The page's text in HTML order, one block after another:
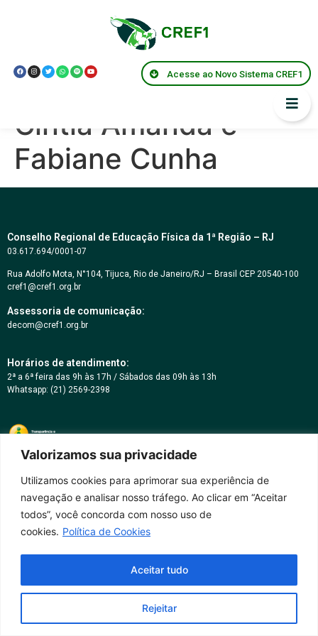
Valorizamos sua privacidade
Utilizamos cookies para aprimorar sua experiência de
navegação e analisar nosso tráfego. Ao clicar em “Aceitar
todos”, você concorda com nosso uso de
cookies. Política de Cookies
Rejeitar
Aceitar tudo
Acesse ao Novo Sistema CREF1
Centro de Memórias
CREF1 – Entrevista
com as profissionais
Cíntia Amanda e
Fabiane Cunha
Conselho Regional de Educação Física da 1ª Região – RJ
03.617.694/0001-07
Rua Adolfo Mota, N°104, Tijuca, Rio de Janeiro/RJ – Brasil CEP 20540-100
cref1@cref1.org.br
Assessoria de comunicação:
decom@cref1.org.br
Horários de atendimento:
2ª a 6ª feira das 9h às 17h / Sábados das 09h às 13h
Whatsapp: (21) 2569-2398